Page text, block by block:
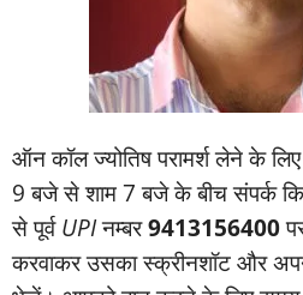
ऑन कॉल ज्‍योतिष परामर्श लेने के
9 बजे से शाम 7 बजे के बीच संपर्क
से पूर्वUPIनम्‍बर9413156400
करवाकर उसका स्‍क्रीनशॉट और